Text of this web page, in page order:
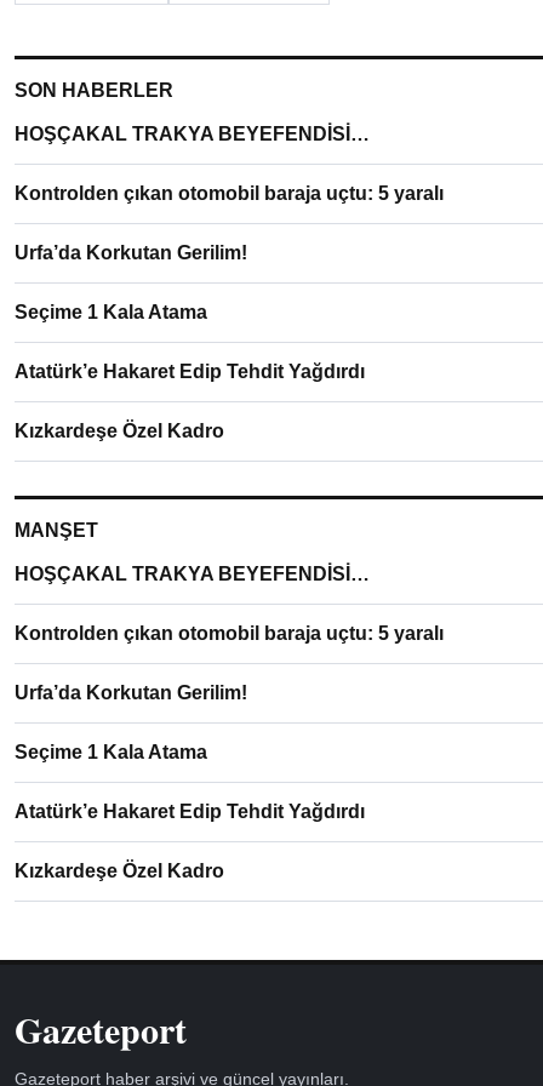
SON HABERLER
HOŞÇAKAL TRAKYA BEYEFENDİSİ…
Kontrolden çıkan otomobil baraja uçtu: 5 yaralı
Urfa’da Korkutan Gerilim!
Seçime 1 Kala Atama
Atatürk’e Hakaret Edip Tehdit Yağdırdı
Kızkardeşe Özel Kadro
MANŞET
HOŞÇAKAL TRAKYA BEYEFENDİSİ…
Kontrolden çıkan otomobil baraja uçtu: 5 yaralı
Urfa’da Korkutan Gerilim!
Seçime 1 Kala Atama
Atatürk’e Hakaret Edip Tehdit Yağdırdı
Kızkardeşe Özel Kadro
Gazeteport
Gazeteport haber arşivi ve güncel yayınları.